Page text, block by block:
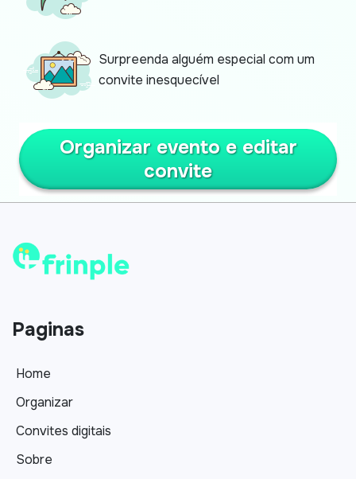
Surpreenda alguém especial com um
convite inesquecível
Organizar evento e editar
convite
Paginas
Home
Organizar
Convites digitais
Sobre